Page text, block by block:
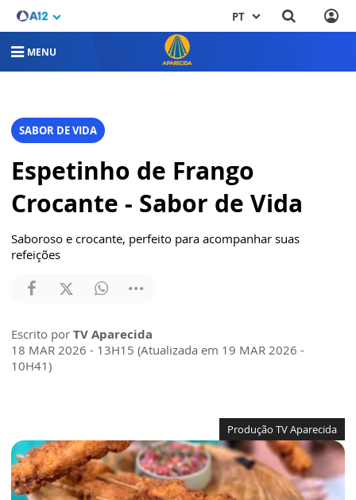
PT
MENU
SABOR DE VIDA
Espetinho de Frango
Crocante - Sabor de Vida
Saboroso e crocante, perfeito para acompanhar suas
refeições
Escrito por TV Aparecida
18 MAR 2026 - 13H15 (Atualizada em 19 MAR 2026 -
10H41)
Produção TV Aparecida